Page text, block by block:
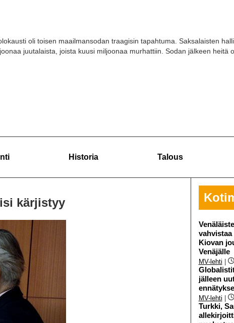
oli toisen maailmansodan traagisin tapahtuma. Saksalaisten
juutalaista, joista kuusi miljoonaa murhattiin. Sodan jälkeen heitä
Historia Talous
kärjistyy
Kiovan
Venäjälle
MV-lehti
jälleen
MV-lehti
Turkki,